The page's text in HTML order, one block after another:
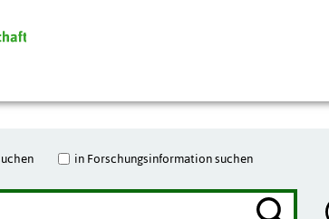
in Forschungsinformation suchen